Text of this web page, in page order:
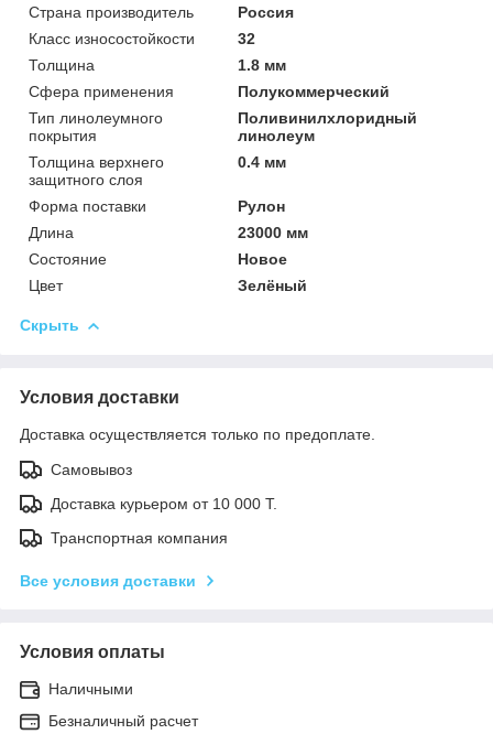
Страна производитель
Россия
Класс износостойкости
32
Толщина
1.8 мм
Сфера применения
Полукоммерческий
Тип линолеумного
покрытия
Поливинилхлоридный
линолеум
Толщина верхнего
защитного слоя
0.4 мм
Форма поставки
Рулон
Длина
23000 мм
Состояние
Новое
Цвет
Зелёный
Скрыть
Условия доставки
Доставка осуществляется только по предоплате.
Самовывоз
Доставка курьером от 10 000 Т.
Транспортная компания
Все условия доставки
Условия оплаты
Наличными
Безналичный расчет